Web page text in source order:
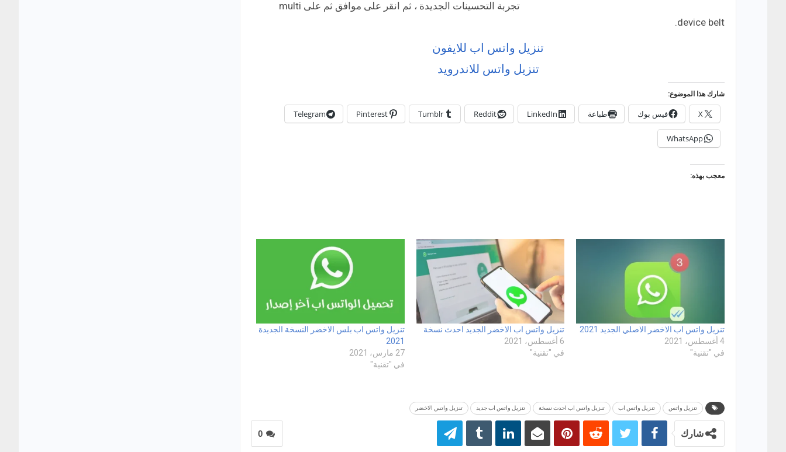
تجربة التحسينات الجديدة ، ثم انقر على موافق ثم على multi
device belt.
تنزيل واتس اب للايفون
تنزيل واتس للاندرويد
شارك هذا الموضوع:
X فيس بوك طباعة LinkedIn
Reddit
Tumblr
Pinterest
Telegram
WhatsApp
معجب بهذه:
تنزيل واتس اب الاخضر الاصلي الجديد 2021
4 أغسطس، 2021
في "تقنية"
تنزيل واتس اب الاخضر الجديد احدث نسخة
6 أغسطس، 2021
في "تقنية"
تنزيل واتس اب بلس الاخضر النسخة الجديدة
2021
27 مارس، 2021
في "تقنية"
تنزيل واتس تنزيل واتس اب تنزيل واتس اب احدث نسخة تنزيل واتس اب جديد تنزيل واتس الاخضر
0 شارك